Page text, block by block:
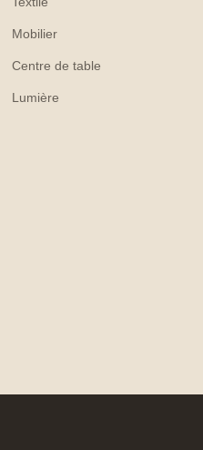
Mobilier
Centre de table
Lumière